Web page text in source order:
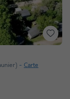
Carte